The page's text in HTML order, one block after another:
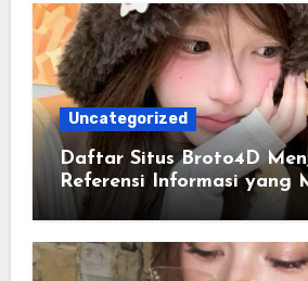
Uncategorized
Daftar Situs Broto4D
Referensi Informasi yang
Diakses Setiap Hari